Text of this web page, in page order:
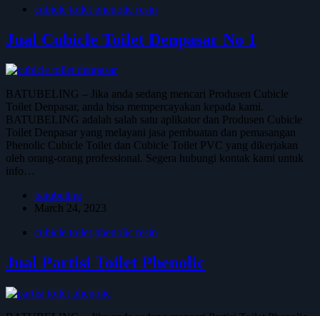
cubicle toilet phenolic resin
Jual Cubicle Toilet Denpasar No 1
BATUBELING – Jika anda sedang mencari Produsen Cubicle
Toilet Denpasar, anda bisa mempercayakan kepada kami.
BATUBELING adalah salah satu aplikator dan Produsen Cubicle
Toilet Denpasar yang melayani jasa pembuatan dan pemasangan
Phenolic Cubicle Toilet dan Cubicle Toilet PVC yang dikerjakan
oleh orang-orang professional. Segera hubungi kontak kami untuk
info…
batubeling
March 24, 2023
cubicle toilet phenolic resin
Jual Partisi Toilet Phenolic